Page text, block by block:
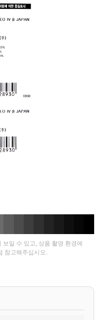
일 수 있고, 상품 촬영 환경에
참고해주십시오.